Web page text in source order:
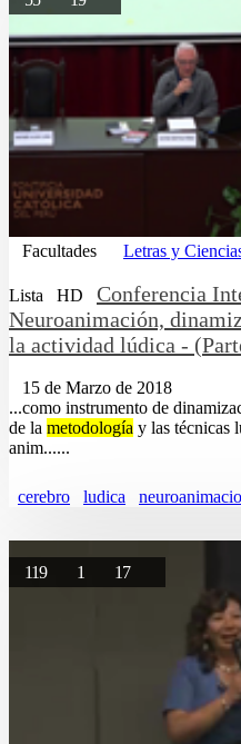
Facultades Letras y
Lista HD
Conferencia
Neuroanimación,
la actividad lúdica -
15 de Marzo de 2018
...como instrumento de
de la metodología y las técnicas
anim......
cerebro ludica
119 1 17